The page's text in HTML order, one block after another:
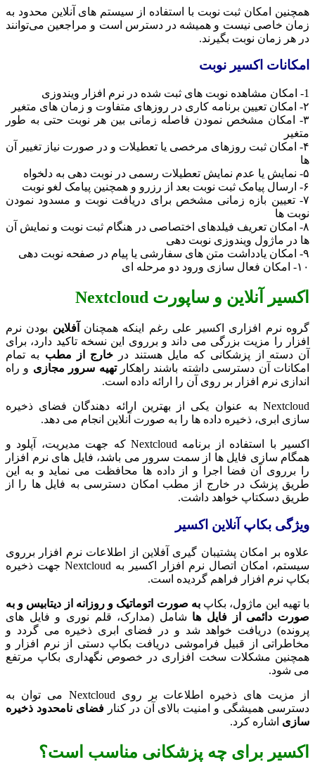
همچنین امکان ثبت نوبت با استفاده از سیستم های آنلاین محدود به
زمان خاصی نیست و همیشه در دسترس است و مراجعین می‌توانند
در هر زمان نوبت بگیرند.
امکانات اکسیر نوبت
1- امکان مشاهده نوبت های ثبت شده در نرم افزار ویندوزی
۲- امکان تعیین برنامه کاری در روزهای متفاوت و زمان های متغیر
۳- امکان مشخص نمودن فاصله زمانی بین هر نوبت حتی به طور
متغیر
۴- امکان ثبت روزهای مرخصی یا تعطیلات و در صورت نیاز تغییر آن
ها
۵- نمایش یا عدم نمایش تعطیلات رسمی در نوبت دهی به دلخواه
۶- ارسال پیامک ثبت نوبت بعد از رزرو و همچنین پیامک لغو نوبت
۷- تعیین بازه زمانی مشخص برای دریافت نوبت و مسدود نمودن
نوبت ها
۸- امکان تعریف فیلدهای اختصاصی در هنگام ثبت نوبت و نمایش آن
ها در ماژول ویندوزی نوبت دهی
۹- امکان یادداشت متن های سفارشی یا پیام در صفحه نوبت دهی
۱۰- امکان فعال سازی ورود دو مرحله ای
اکسیر آنلاین و ساپورت Nextcloud
گروه نرم افزاری اکسیر علی رغم اینکه همچنان آفلاین بودن نرم
افزار را مزیت بزرگی می داند و برروی این نسخه تاکید دارد، برای
آن دسته از پزشکانی که مایل هستند در خارج از مطب به تمام
امکانات آن دسترسی داشته باشند راهکارتهیه سرور مجازی و راه
اندازی نرم افزار بر روی آن را ارائه داده است.
Nextcloud به عنوان یکی از بهترین ارائه دهندگان فضای ذخیره
سازی ابری، ذخیره داده ها را به صورت آنلاین انجام می دهد.
اکسیر با استفاده از برنامه Nextcloud که جهت مدیریت، آپلود و
همگام‌ سازی فایل‌ ها از سمت سرور می باشد، فایل های نرم افزار
را برروی آن فضا اجرا و از داده ها محافظت می نماید و به این
طریق پزشک در خارج از مطب امکان دسترسی به فایل ها را از
طریق دسکتاپ خواهد داشت.
ویژگی بکاپ آنلاین اکسیر
علاوه بر امکان پشتیبان گیری آفلاین از اطلاعات نرم افزار برروی
سیستم، امکان اتصال نرم افزار اکسیر به Nextcloud جهت ذخیره
بکاپ نرم افزار فراهم گردیده است.
با تهیه این ماژول، بکاپبه صورت اتوماتیک و روزانه از دیتابیس و به
صورت دائمی از فایل ها شامل (مدارک، قلم نوری و فایل های
پرونده) دریافت خواهد شد و در فضای ابری ذخیره می گردد و
مخاطراتی از قبیل فراموشی دریافت بکاپ دستی از نرم افزار و
همچنین مشکلات سخت افزاری در خصوص نگهداری بکاپ مرتفع
می شود.
از مزیت های ذخیره اطلاعات بر روی Nextcloud می توان به
دسترسی همیشگی و امنیت بالای آن در کنار فضای نامحدود ذخیره
سازی اشاره کرد.
اکسیر برای چه پزشکانی مناسب است؟